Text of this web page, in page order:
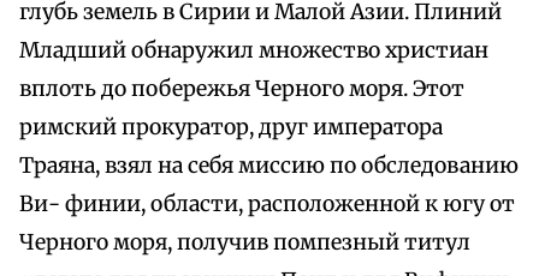
глубь земель в Сирии и Малой Азии. Плиний
Младший обнаружил множество христиан
вплоть до побережья Черного моря. Этот
римский прокуратор, друг императора
Траяна, взял на себя миссию по обследованию
Ви- финии, области, расположенной к югу от
Черного моря, получив помпезный титул